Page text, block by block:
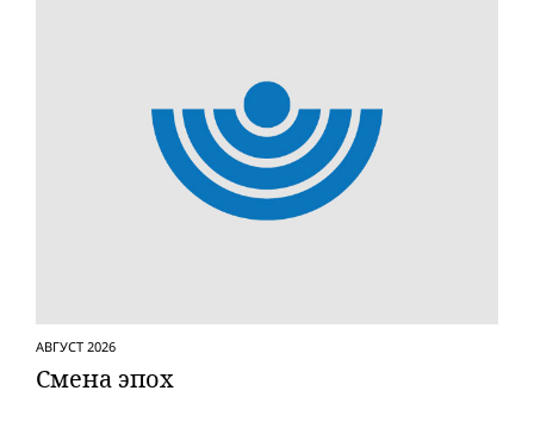
АВГУСТ 2026
Смена эпох